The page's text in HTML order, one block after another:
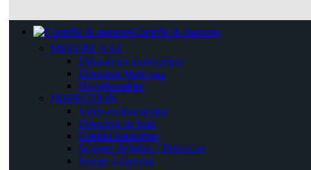
Contrôle & mesures
MESURE GAZ
Détendeurs manomètres
Détecteur Multi gaz
Oxygénomètre
INSPECTION
Vidéo endoscopique
Détecteur de fuite
Caméra thermique
Scanner de béton / Ferroscan
Pompe à épreuve